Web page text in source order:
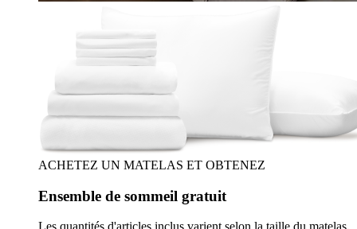
ACHETEZ UN MATELAS ET OBTENEZ
Ensemble de sommeil gratuit